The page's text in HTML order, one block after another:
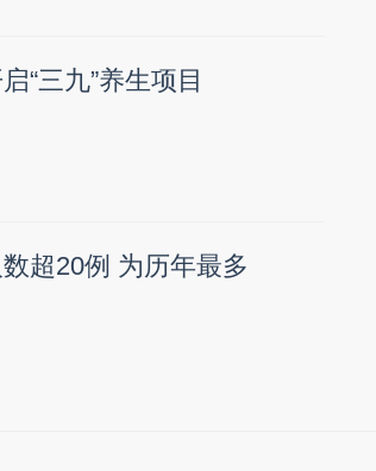
“三九”养生项目
超20例 为历年最多